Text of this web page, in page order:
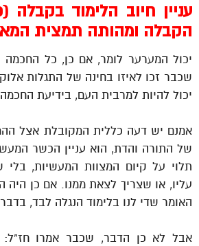
עניין חיוב הלימוד
הקבלה ומהותה תמצית
יכול המערער לומר, אם כן, כל החכמה
שכבר זכו לאיזו בחינה של התגלות
יכול להיות למרבית העם, בידיעת
אמנם יש דעה כללית המקובלת אצל
של התורה והדת, הוא עניין הכשר
תלוי על קיום המצוות המעשיות, בלי
עליו, או שצריך לצאת ממנו. אם כן היה
האומר שדי לנו בלימוד הנגלה לבד,
אבל לא כן הדבר, שכבר אמרו חז”ל: